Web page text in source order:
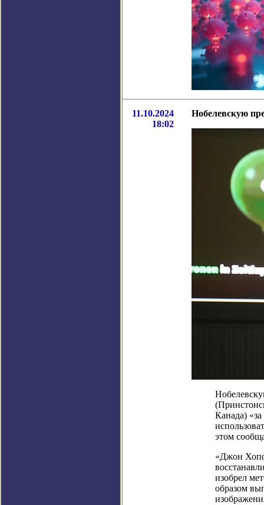
11.10.2024
18:02
Нобелевскую
Канада)
этом
«Джон
изобрел
образом